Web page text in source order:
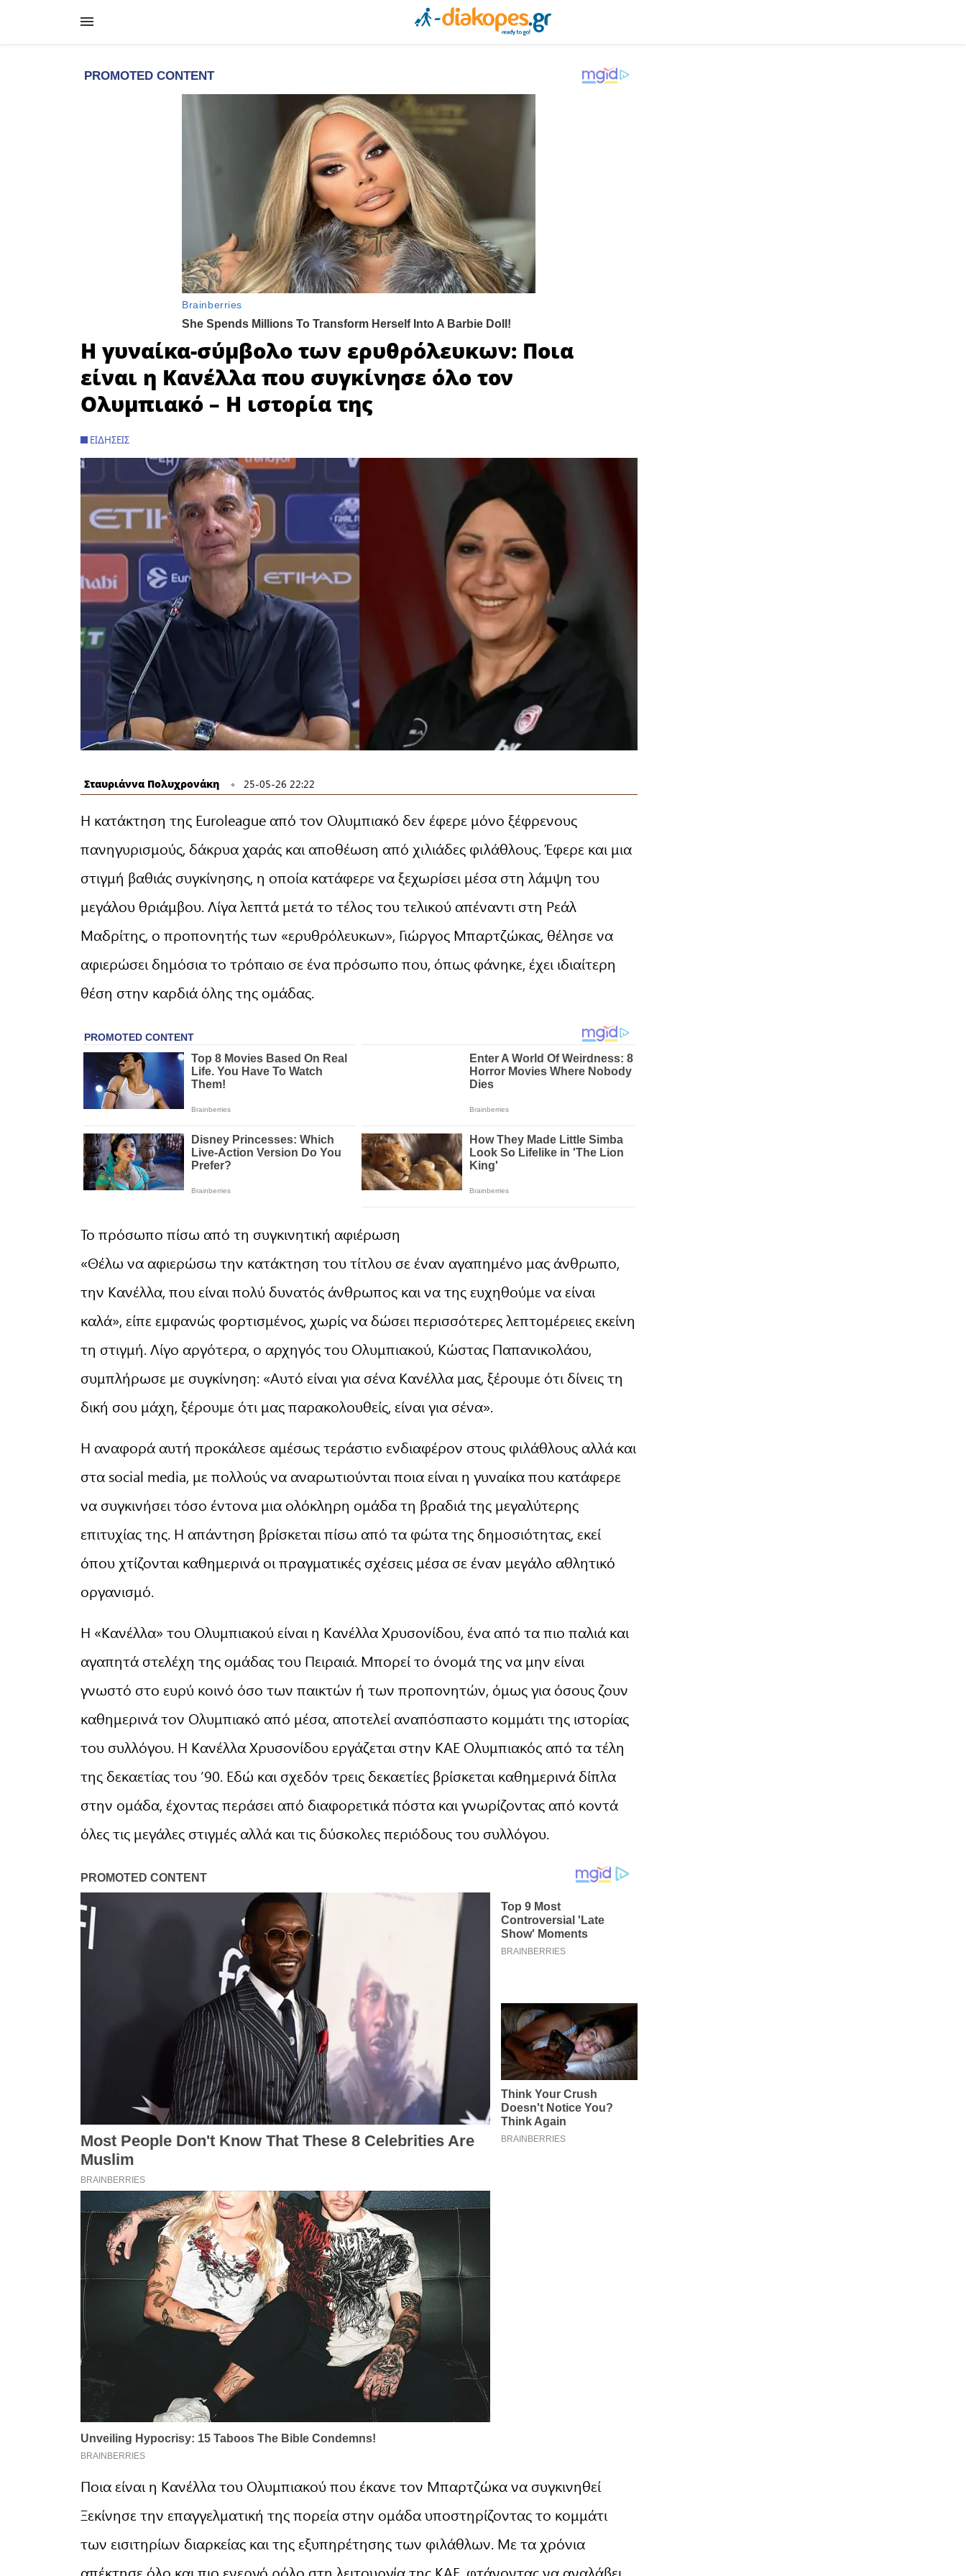
Η γυναίκα-σύμβολο των ερυθρόλευκων: Ποια
είναι η Κανέλλα που συγκίνησε όλο τον
Ολυμπιακό – Η ιστορία της
ΕΙΔΉΣΕΙΣ
Σταυριάννα Πολυχρονάκη 25-05-26 22:22
Η κατάκτηση της Euroleague από τον Ολυμπιακό δεν έφερε μόνο ξέφρενους
πανηγυρισμούς, δάκρυα χαράς και αποθέωση από χιλιάδες φιλάθλους. Έφερε και μια
στιγμή βαθιάς συγκίνησης, η οποία κατάφερε να ξεχωρίσει μέσα στη λάμψη του
μεγάλου θριάμβου. Λίγα λεπτά μετά το τέλος του τελικού απέναντι στη Ρεάλ
Μαδρίτης, ο προπονητής των «ερυθρόλευκων», Γιώργος Μπαρτζώκας, θέλησε να
αφιερώσει δημόσια το τρόπαιο σε ένα πρόσωπο που, όπως φάνηκε, έχει ιδιαίτερη
θέση στην καρδιά όλης της ομάδας.
Το πρόσωπο πίσω από τη συγκινητική αφιέρωση
«Θέλω να αφιερώσω την κατάκτηση του τίτλου σε έναν αγαπημένο μας άνθρωπο,
την Κανέλλα, που είναι πολύ δυνατός άνθρωπος και να της ευχηθούμε να είναι
καλά», είπε εμφανώς φορτισμένος, χωρίς να δώσει περισσότερες λεπτομέρειες εκείνη
τη στιγμή. Λίγο αργότερα, ο αρχηγός του Ολυμπιακού, Κώστας Παπανικολάου,
συμπλήρωσε με συγκίνηση: «Αυτό είναι για σένα Κανέλλα μας, ξέρουμε ότι δίνεις τη
δική σου μάχη, ξέρουμε ότι μας παρακολουθείς, είναι για σένα».
Η αναφορά αυτή προκάλεσε αμέσως τεράστιο ενδιαφέρον στους φιλάθλους αλλά και
στα social media, με πολλούς να αναρωτιούνται ποια είναι η γυναίκα που κατάφερε
να συγκινήσει τόσο έντονα μια ολόκληρη ομάδα τη βραδιά της μεγαλύτερης
επιτυχίας της. Η απάντηση βρίσκεται πίσω από τα φώτα της δημοσιότητας, εκεί
όπου χτίζονται καθημερινά οι πραγματικές σχέσεις μέσα σε έναν μεγάλο αθλητικό
οργανισμό.
Η «Κανέλλα» του Ολυμπιακού είναι η Κανέλλα Χρυσονίδου, ένα από τα πιο παλιά και
αγαπητά στελέχη της ομάδας του Πειραιά. Μπορεί το όνομά της να μην είναι
γνωστό στο ευρύ κοινό όσο των παικτών ή των προπονητών, όμως για όσους ζουν
καθημερινά τον Ολυμπιακό από μέσα, αποτελεί αναπόσπαστο κομμάτι της ιστορίας
του συλλόγου. Η Κανέλλα Χρυσονίδου εργάζεται στην ΚΑΕ Ολυμπιακός από τα τέλη
της δεκαετίας του ’90. Εδώ και σχεδόν τρεις δεκαετίες βρίσκεται καθημερινά δίπλα
στην ομάδα, έχοντας περάσει από διαφορετικά πόστα και γνωρίζοντας από κοντά
όλες τις μεγάλες στιγμές αλλά και τις δύσκολες περιόδους του συλλόγου.
Ποια είναι η Κανέλλα του Ολυμπιακού που έκανε τον Μπαρτζώκα να συγκινηθεί
Ξεκίνησε την επαγγελματική της πορεία στην ομάδα υποστηρίζοντας το κομμάτι
των εισιτηρίων διαρκείας και της εξυπηρέτησης των φιλάθλων. Με τα χρόνια
απέκτησε όλο και πιο ενεργό ρόλο στη λειτουργία της ΚΑΕ, φτάνοντας να αναλάβει